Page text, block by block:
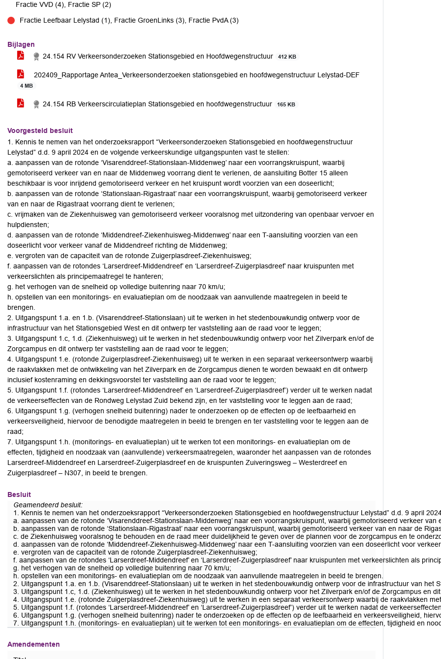
Fractie VVD (4), Fractie SP (2)
Fractie Leefbaar Lelystad (1), Fractie GroenLinks (3), Fractie PvdA (3)
Bijlagen
24.154 RV Verkeersonderzoeken Stationsgebied en Hoofdwegenstructuur
412 KB
202409_Rapportage Antea_Verkeersonderzoeken stationsgebied en hoofdwegenstructuur Lelystad-DEF
4 MB
24.154 RB Verkeerscirculatieplan Stationsgebied en hoofdwegenstructuur 165 KB
Voorgesteld besluit
1. Kennis te nemen van het onderzoeksrapport “Verkeersonderzoeken Stationsgebied en hoofdwegenstructuur
Lelystad” d.d. 9 april 2024 en de volgende verkeerskundige uitgangspunten vast te stellen:
a. aanpassen van de rotonde ‘Visarenddreef-Stationslaan-Middenweg’ naar een voorrangskruispunt, waarbij
gemotoriseerd verkeer van en naar de Middenweg voorrang dient te verlenen, de aansluiting Botter 15 alleen
beschikbaar is voor inrijdend gemotoriseerd verkeer en het kruispunt wordt voorzien van een doseerlicht;
b. aanpassen van de rotonde ‘Stationslaan-Rigastraat’ naar een voorrangskruispunt, waarbij gemotoriseerd verkeer
van en naar de Rigastraat voorrang dient te verlenen;
c. vrijmaken van de Ziekenhuisweg van gemotoriseerd verkeer vooralsnog met uitzondering van openbaar vervoer en
hulpdiensten;
d. aanpassen van de rotonde ‘Middendreef-Ziekenhuisweg-Middenweg’ naar een T-aansluiting voorzien van een
doseerlicht voor verkeer vanaf de Middendreef richting de Middenweg;
e. vergroten van de capaciteit van de rotonde Zuigerplasdreef-Ziekenhuisweg;
f. aanpassen van de rotondes ‘Larserdreef-Middendreef’ en ‘Larserdreef-Zuigerplasdreef’ naar kruispunten met
verkeerslichten als principemaatregel te hanteren;
g. het verhogen van de snelheid op volledige buitenring naar 70 km/u;
h. opstellen van een monitorings- en evaluatieplan om de noodzaak van aanvullende maatregelen in beeld te
brengen.
2. Uitgangspunt 1.a. en 1.b. (Visarenddreef-Stationslaan) uit te werken in het stedenbouwkundig ontwerp voor de
infrastructuur van het Stationsgebied West en dit ontwerp ter vaststelling aan de raad voor te leggen;
3. Uitgangspunt 1.c, 1.d. (Ziekenhuisweg) uit te werken in het stedenbouwkundig ontwerp voor het Zilverpark en/of de
Zorgcampus en dit ontwerp ter vaststelling aan de raad voor te leggen;
4. Uitgangspunt 1.e. (rotonde Zuigerplasdreef-Ziekenhuisweg) uit te werken in een separaat verkeersontwerp waarbij
de raakvlakken met de ontwikkeling van het Zilverpark en de Zorgcampus dienen te worden bewaakt en dit ontwerp
inclusief kostenraming en dekkingsvoorstel ter vaststelling aan de raad voor te leggen;
5. Uitgangspunt 1.f. (rotondes ‘Larserdreef-Middendreef’ en ‘Larserdreef-Zuigerplasdreef’) verder uit te werken nadat
de verkeerseffecten van de Rondweg Lelystad Zuid bekend zijn, en ter vaststelling voor te leggen aan de raad;
6. Uitgangspunt 1.g. (verhogen snelheid buitenring) nader te onderzoeken op de effecten op de leefbaarheid en
verkeersveiligheid, hiervoor de benodigde maatregelen in beeld te brengen en ter vaststelling voor te leggen aan de
raad;
7. Uitgangspunt 1.h. (monitorings- en evaluatieplan) uit te werken tot een monitorings- en evaluatieplan om de
effecten, tijdigheid en noodzaak van (aanvullende) verkeersmaatregelen, waaronder het aanpassen van de rotondes
Larserdreef-Middendreef en Larserdreef-Zuigerplasdreef en de kruispunten Zuiveringsweg – Westerdreef en
Zuigerplasdreef – N307, in beeld te brengen.
Besluit
Geamendeerd besluit:
1. Kennis te nemen van het onderzoeksrapport “Verkeersonderzoeken Stationsgebied en hoofdwegenstructuur Lelystad” d.d. 9 april
a. aanpassen van de rotonde ‘Visarenddreef-Stationslaan-Middenweg’ naar een voorrangskruispunt, waarbij gemotoriseerd verkeer
b. aanpassen van de rotonde ‘Stationslaan-Rigastraat’ naar een voorrangskruispunt, waarbij gemotoriseerd verkeer van en naar de
c. de Ziekenhuisweg vooralsnog te behouden en de raad meer duidelijkheid te geven over de plannen voor de zorgcampus en te
d. aanpassen van de rotonde ‘Middendreef-Ziekenhuisweg-Middenweg’ naar een T-aansluiting voorzien van een doseerlicht voor
e. vergroten van de capaciteit van de rotonde Zuigerplasdreef-Ziekenhuisweg;
f. aanpassen van de rotondes ‘Larserdreef-Middendreef’ en ‘Larserdreef-Zuigerplasdreef’ naar kruispunten met verkeerslichten als
g. het verhogen van de snelheid op volledige buitenring naar 70 km/u;
h. opstellen van een monitorings- en evaluatieplan om de noodzaak van aanvullende maatregelen in beeld te brengen.
2. Uitgangspunt 1.a. en 1.b. (Visarenddreef-Stationslaan) uit te werken in het stedenbouwkundig ontwerp voor de infrastructuur van
3. Uitgangspunt 1.c, 1.d. (Ziekenhuisweg) uit te werken in het stedenbouwkundig ontwerp voor het Zilverpark en/of de Zorgcampus en
4. Uitgangspunt 1.e. (rotonde Zuigerplasdreef-Ziekenhuisweg) uit te werken in een separaat verkeersontwerp waarbij de raakvlakken
5. Uitgangspunt 1.f. (rotondes ‘Larserdreef-Middendreef’ en ‘Larserdreef-Zuigerplasdreef’) verder uit te werken nadat de
6. Uitgangspunt 1.g. (verhogen snelheid buitenring) nader te onderzoeken op de effecten op de leefbaarheid en verkeersveiligheid,
7. Uitgangspunt 1.h. (monitorings- en evaluatieplan) uit te werken tot een monitorings- en evaluatieplan om de effecten, tijdigheid en
Amendementen